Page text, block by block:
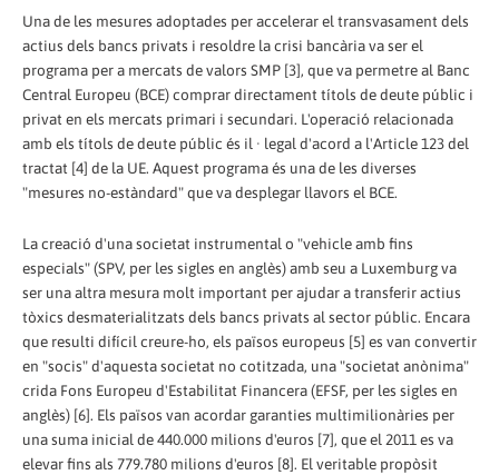
Una de les mesures adoptades per accelerar el transvasament dels
actius dels bancs privats i resoldre la crisi bancària va ser el
programa per a mercats de valors SMP [3], que va permetre al Banc
Central Europeu (BCE) comprar directament títols de deute públic i
privat en els mercats primari i secundari. L'operació relacionada
amb els títols de deute públic és il · legal d'acord a l'Article 123 del
tractat [4] de la UE. Aquest programa és una de les diverses
"mesures no-estàndard" que va desplegar llavors el BCE.
La creació d'una societat instrumental o "vehicle amb fins
especials" (SPV, per les sigles en anglès) amb seu a Luxemburg va
ser una altra mesura molt important per ajudar a transferir actius
tòxics desmaterialitzats dels bancs privats al sector públic. Encara
que resulti difícil creure-ho, els països europeus [5] es van convertir
en "socis" d'aquesta societat no cotitzada, una "societat anònima"
crida Fons Europeu d'Estabilitat Financera (EFSF, per les sigles en
anglès) [6]. Els països van acordar garanties multimilionàries per
una suma inicial de 440.000 milions d'euros [7], que el 2011 es va
elevar fins als 779.780 milions d'euros [8]. El veritable propòsit